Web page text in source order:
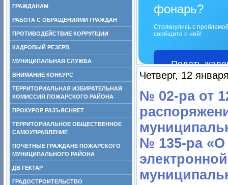
ГРАЖДАНАМ
РАБОТА С ОБРАЩЕНИЯМИ ГРАЖДАН
ПРОТИВОДЕЙСТВИЕ КОРРУПЦИИ
КАДРОВЫЙ РЕЗЕРВ
МУНИЦИПАЛЬНАЯ СЛУЖБА
ВНИМАНИЕ КОНКУРС
ТЕРРИТОРИАЛЬНАЯ ИЗБИРАТЕЛЬНАЯ
КОМИССИЯ ПОЖАРСКОГО РАЙОНА
ПРОКУРОР РАЗЪЯСНЯЕТ
ТЕРРИТОРИАЛЬНОЕ ОБЩЕСТВЕННОЕ
САМОУПРАВЛЕНИЕ
ПОЧЕТНЫЕ ГРАЖДАНЕ ПОЖАРСКОГО
МУНИЦИПАЛЬНОГО РАЙОНА
ДВ ГЕКТАР
ГРАДОСТРОИТЕЛЬСТВО
фонарь?
Столкнулись с
сообщите о ней!
Подать
Четверг, 12
№ 02-ра от
№ 135-ра «О